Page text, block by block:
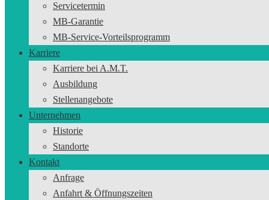
Servicetermin
MB-Garantie
MB-Service-Vorteilsprogramm
Karriere
Karriere bei A.M.T.
Ausbildung
Stellenangebote
Unternehmen
Historie
Standorte
Kontakt
Anfrage
Anfahrt & Öffnungszeiten